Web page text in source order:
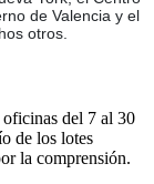
de Valencia y el
otros.
del 7 al 30
de los lotes
la comprensión.